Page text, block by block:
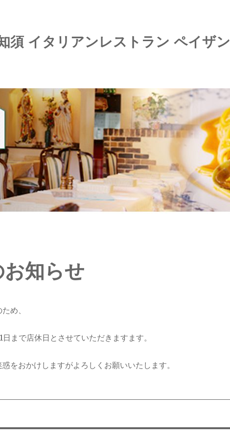
須 イタリアンレストラン ペイザン
知らせ
め、
日まで店休日とさせていただきますます。
をおかけしますがよろしくお願いいたします。